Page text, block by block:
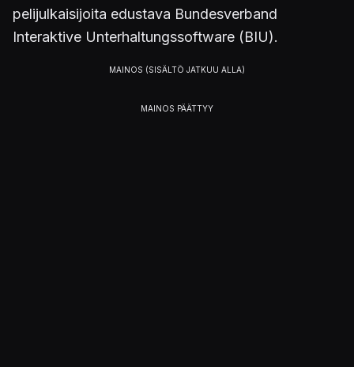
pelijulkaisijoita edustava Bundesverband
Interaktive Unterhaltungssoftware (BIU).